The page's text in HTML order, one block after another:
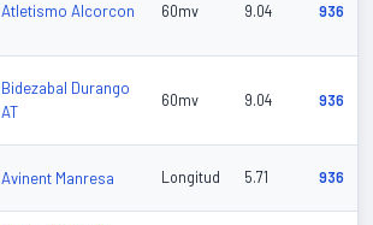
Atletismo Alcorcon 60mv 9.04 936
Bidezabal Durango
AT
60mv 9.04 936
Avinent Manresa Longitud 5.71 936